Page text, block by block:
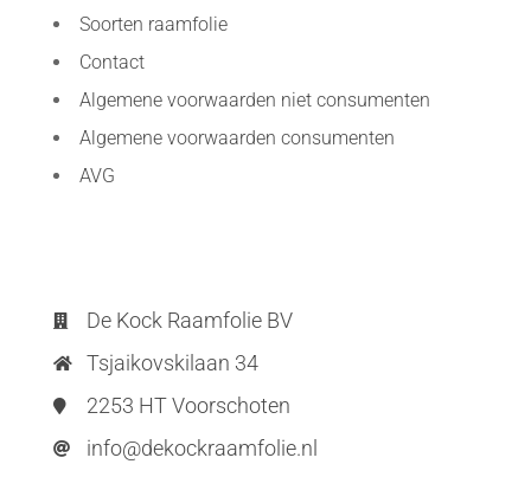
Soorten raamfolie
Contact
Algemene voorwaarden niet consumenten
Algemene voorwaarden consumenten
AVG
 De Kock Raamfolie BV
 Tsjaikovskilaan 34
 2253 HT Voorschoten
 info@dekockraamfolie.nl